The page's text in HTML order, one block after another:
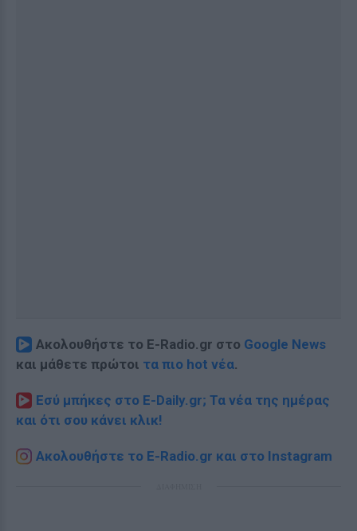
Ακολουθήστε το E-Radio.gr στο Google News
και μάθετε πρώτοι τα πιο hot νέα.
Εσύ μπήκες στο E-Daily.gr; Τα νέα της ημέρας
και ότι σου κάνει κλικ!
Ακολουθήστε το E-Radio.gr και στο Instagram